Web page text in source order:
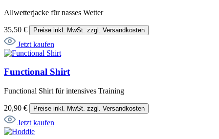
Allwetterjacke für nasses Wetter
35,50 € Preise inkl. MwSt. zzgl. Versandkosten
Jetzt kaufen
Functional Shirt
Functional Shirt für intensives Training
20,90 € Preise inkl. MwSt. zzgl. Versandkosten
Jetzt kaufen